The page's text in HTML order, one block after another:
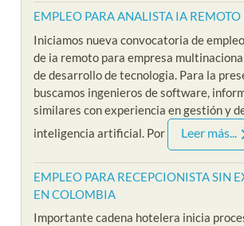
EMPLEO PARA ANALISTA IA REMOTO
Iniciamos nueva convocatoria de
de ia remoto para empresa
de desarrollo de tecnologia. Para la
buscamos ingenieros de software,
similares con experiencia en gestión y
inteligencia artificial. Por
Leer más...
EMPLEO PARA RECEPCIONISTA SIN
EN COLOMBIA
Importante cadena hotelera inicia